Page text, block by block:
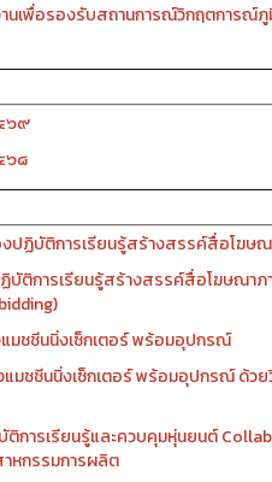
นเพื่อรองรับสถานการณ์วิกฤตการณ์ภู
๖๙
๖๘
ปฏิบัติการเรียนรู้สร้างสรรค์สื่อโฆษณ
ติการเรียนรู้สร้างสรรค์สื่อโฆษณาภ
มชชีนนิ่งเซ็กเตอร์ พร้อมอุปกรณ์
มชชีนนิ่งเซ็กเตอร์ พร้อมอุปกรณ์ ด้วย
การเรียนรู้และควบคุมหุ่นยนต์
าหกรรมการผลิต